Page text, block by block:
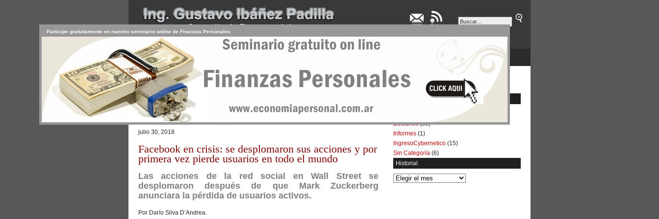
INICIO SERVICIOS BOLETINES NEGOCIOS
CONTACTO USUARIO
Browse >Home/
La crisis de Facebook
julio 30, 2018
Facebook en crisis: se desplomaron sus acciones y por
primera vez pierde usuarios en todo el mundo
Las acciones de la red social en Wall Street se
desplomaron después de que Mark Zuckerberg
anunciara la pérdida de usuarios activos.
Por Darío Silva D’Andrea.
Participe gratuitamente en nuestro seminario online de Finanzas Personales
Boletines(39)
Informes (1)
IngresoCybernetico (15)
Sin Categoría (6)
Historial
Historial